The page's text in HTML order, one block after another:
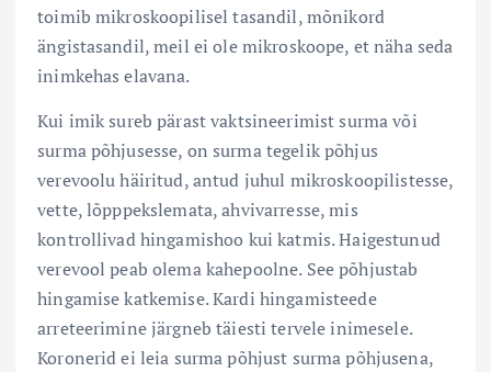
toimib mikroskoopilisel tasandil, mõnikord
ängistasandil, meil ei ole mikroskoope, et näha seda
inimkehas elavana.
Kui imik sureb pärast vaktsineerimist surma või
surma põhjusesse, on surma tegelik põhjus
verevoolu häiritud, antud juhul mikroskoopilistesse,
vette, lõpppekslemata, ahvivarresse, mis
kontrollivad hingamishoo kui katmis. Haigestunud
verevool peab olema kahepoolne. See põhjustab
hingamise katkemise. Kardi hingamisteede
arreteerimine järgneb täiesti tervele inimesele.
Koronerid ei leia surma põhjust surma põhjusena,